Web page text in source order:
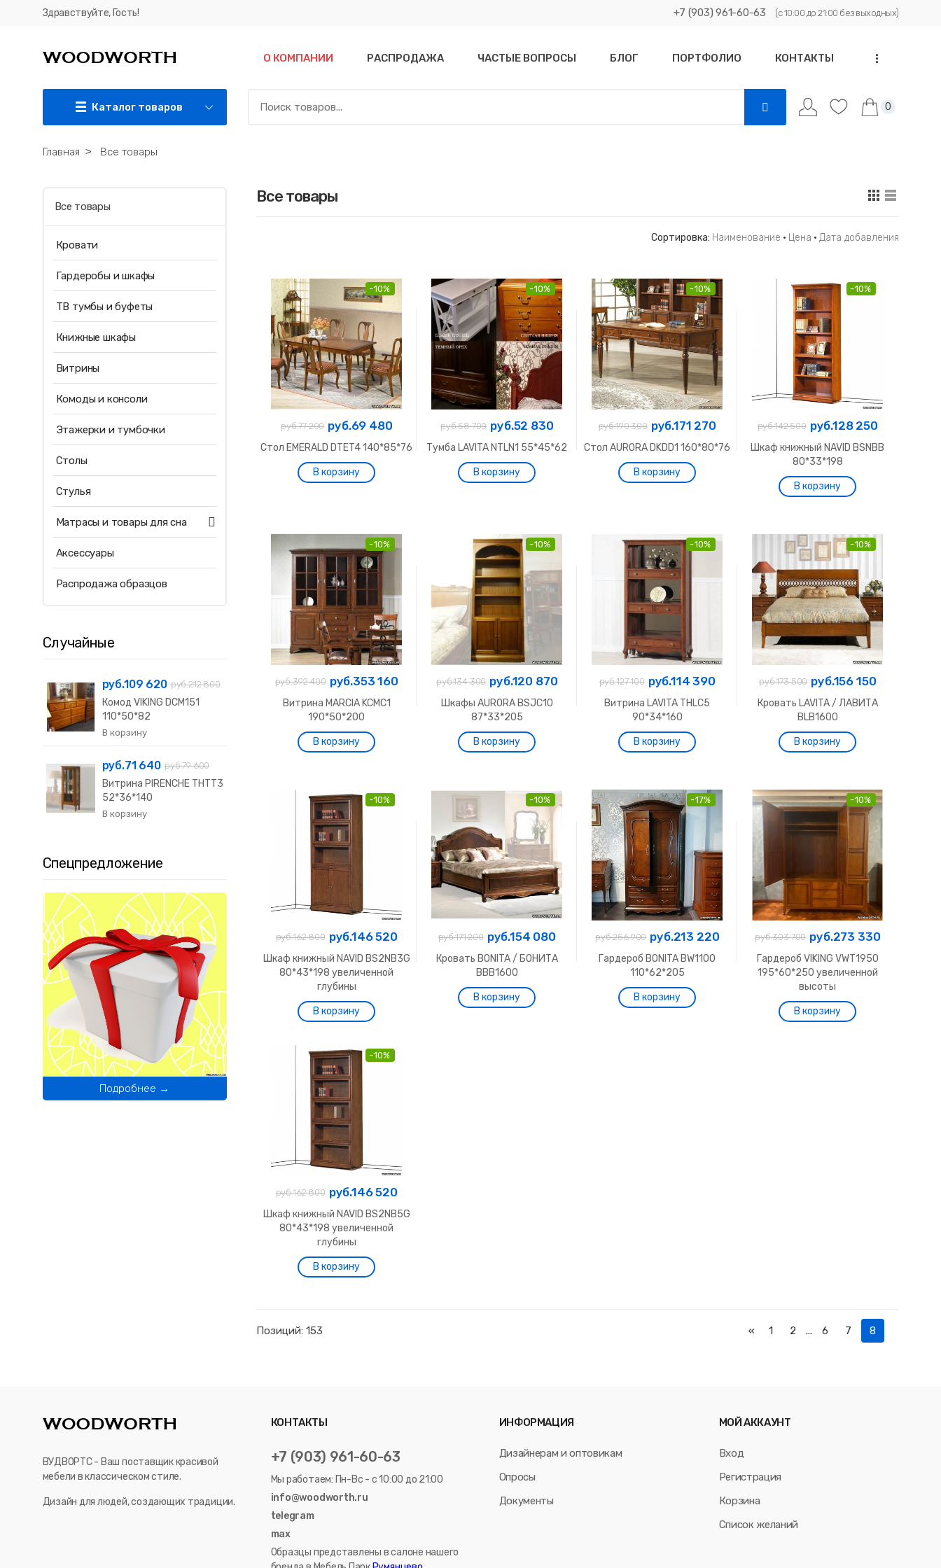
Здравствуйте, Гость! +7 (903) 961-60-63 (с 10:00 до 21:00 без выходных)
Каталог товаров
О КОМПАНИИ РАСПРОДАЖА ЧАСТЫЕ ВОПРОСЫ БЛОГ ПОРТФОЛИО КОНТАКТЫ ...
0
Главная ˃ Все товары
Все товары
Сортировка: Наименование · Цена · Дата добавления
-10%
руб.77 200 руб.69 480
Стол EMERALD DTET4 140*85*76
-10%
руб.58 700 руб.52 830
Тумба LAVITA NTLN1 55*45*62
-10%
руб.190 300 руб.171 270
Стол AURORA DKDD1 160*80*76
-10%
руб.142 500 руб.128 250
Шкаф книжный NAVID BSNBB
80*33*198
-10%
руб.392 400 руб.353 160
Витрина MARCIA KCMC1
190*50*200
-10%
руб.134 300 руб.120 870
Шкафы AURORA BSJC10
87*33*205
-10%
руб.127 100 руб.114 390
Витрина LAVITA THLC5
90*34*160
-10%
руб.173 500 руб.156 150
Кровать LAVITA / ЛАВИТА
BLB1600
-10%
руб.162 800 руб.146 520
Шкаф книжный NAVID BS2NB3G
80*43*198 увеличенной
глубины
-10%
руб.171 200 руб.154 080
Кровать BONITA / БОНИТА
BBB1600
-17%
руб.256 900 руб.213 220
Гардероб BONITA BW1100
110*62*205
-10%
руб.303 700 руб.273 330
Гардероб VIKING VWТ1950
195*60*250 увеличенной
высоты
-10%
руб.162 800 руб.146 520
Шкаф книжный NAVID BS2NB5G
80*43*198 увеличенной
глубины
Позиций: 153 « 1 2 ... 6 7 8
Все товары
Кровати
Гардеробы и шкафы
ТВ тумбы и буфеты
Книжные шкафы
Витрины
Комоды и консоли
Этажерки и тумбочки
Столы
Стулья
Матрасы и товары для сна
Аксессуары
Распродажа образцов
Случайные
руб.109 620 руб.212 800
Комод VIKING DCM151
110*50*82
руб.71 640 руб.79 600
Витрина PIRENCHE THTT3
52*36*140
Спецпредложение
Подробнее →
ВУДВОРТС - Ваш поставщик красивой
мебели в классическом стиле.
Дизайн для людей, создающих традиции.
КОНТАКТЫ
+7 (903) 961-60-63
Мы работаем: Пн-Вс - с 10:00 до 21:00
info@woodworth.ru
telegram
max
Образцы представлены в салоне нашего
ИНФОРМАЦИЯ
Дизайнерам и оптовикам
Опросы
Документы
МОЙ АККАУНТ
Вход
Регистрация
Корзина
Список желаний